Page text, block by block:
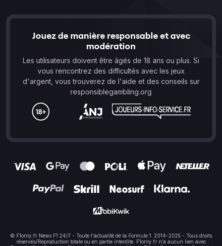
Jouez de manière responsable et avec
modération
Les utilisateurs doivent être âgés de 18 ans ou plus. Si
vous rencontrez des difficultés avec les jeux
d'argent, vous trouverez de l'aide et des conseils sur
responsiblegambling.org
© F1only.fr News F1 24/7 - Toute l'actualité de la Formule 1. 2014-2025 - Tous droits
réservés/Reproduction totale ou en partie interdite. F1only.fr n’a aucun lien avec